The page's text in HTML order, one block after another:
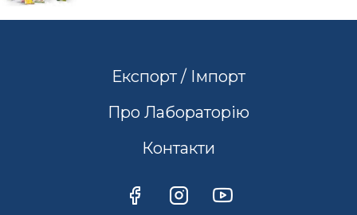
Експорт / Імпорт
Про Лабораторію
Контакти